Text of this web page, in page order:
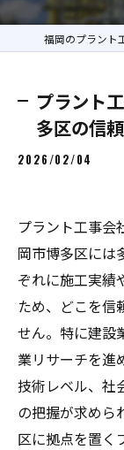
プラント
多区の信
2026/02/04
プラント工事会
岡市博多区には
ぞれに施工実績
ため、どこを信
せん。特に建設
業リサーチを進
技術レベル、社
の把握が求めら
区に拠点を置く